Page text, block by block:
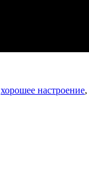
хорошее настроение,